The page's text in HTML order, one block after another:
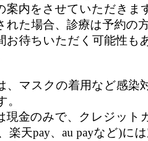
案内をさせていただきま
れた場合、診療は予約の
お待ちいただく可能性も
、マスクの着用など感染
現金のみで、クレジット
楽天pay、au payなど)に